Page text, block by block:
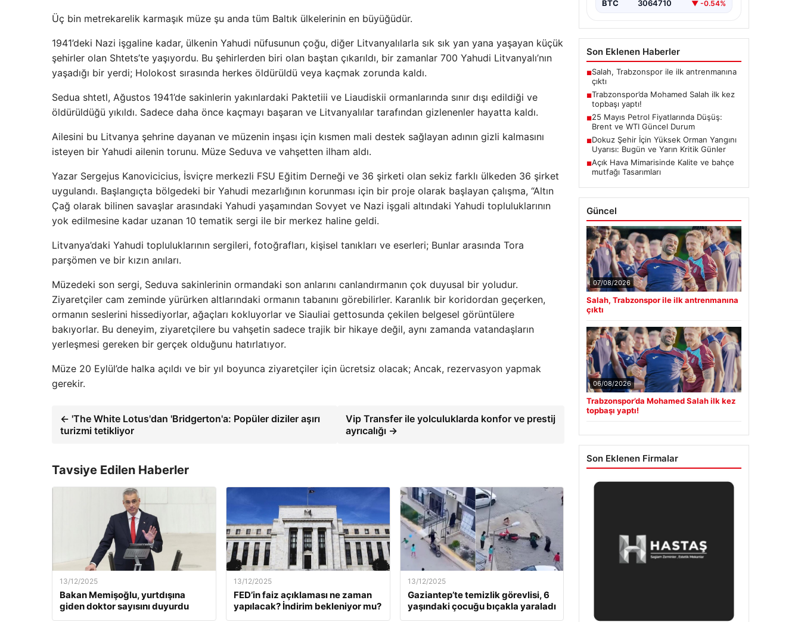
Üç bin metrekarelik karmaşık müze şu anda tüm Baltık ülkelerinin en büyüğüdür.
1941’deki Nazi işgaline kadar, ülkenin Yahudi nüfusunun çoğu, diğer Litvanyalılarla sık sık yan yana yaşayan küçük
şehirler olan Shtets’te yaşıyordu. Bu şehirlerden biri olan baştan çıkarıldı, bir zamanlar 700 Yahudi Litvanyalı’nın
yaşadığı bir yerdi; Holokost sırasında herkes öldürüldü veya kaçmak zorunda kaldı.
Sedua shtetl, Ağustos 1941’de sakinlerin yakınlardaki Paktetiii ve Liaudiskii ormanlarında sınır dışı edildiği ve
öldürüldüğü yıkıldı. Sadece daha önce kaçmayı başaran ve Litvanyalılar tarafından gizlenenler hayatta kaldı.
Ailesini bu Litvanya şehrine dayanan ve müzenin inşası için kısmen mali destek sağlayan adının gizli kalmasını
isteyen bir Yahudi ailenin torunu. Müze Seduva ve vahşetten ilham aldı.
Yazar Sergejus Kanovicicius, İsviçre merkezli FSU Eğitim Derneği ve 36 şirketi olan sekiz farklı ülkeden 36 şirket
uygulandı. Başlangıçta bölgedeki bir Yahudi mezarlığının korunması için bir proje olarak başlayan çalışma, “Altın
Çağ olarak bilinen savaşlar arasındaki Yahudi yaşamından Sovyet ve Nazi işgali altındaki Yahudi topluluklarının
yok edilmesine kadar uzanan 10 tematik sergi ile bir merkez haline geldi.
Litvanya’daki Yahudi topluluklarının sergileri, fotoğrafları, kişisel tanıkları ve eserleri; Bunlar arasında Tora
parşömen ve bir kızın anıları.
Müzedeki son sergi, Seduva sakinlerinin ormandaki son anlarını canlandırmanın çok duyusal bir yoludur.
Ziyaretçiler cam zeminde yürürken altlarındaki ormanın tabanını görebilirler. Karanlık bir koridordan geçerken,
ormanın seslerini hissediyorlar, ağaçları kokluyorlar ve Siauliai gettosunda çekilen belgesel görüntülere
bakıyorlar. Bu deneyim, ziyaretçilere bu vahşetin sadece trajik bir hikaye değil, aynı zamanda vatandaşların
yerleşmesi gereken bir gerçek olduğunu hatırlatıyor.
Müze 20 Eylül’de halka açıldı ve bir yıl boyunca ziyaretçiler için ücretsiz olacak; Ancak, rezervasyon yapmak
gerekir.
← 'The White Lotus'dan 'Bridgerton'a: Popüler diziler aşırı
turizmi tetikliyor
Vip Transfer ile yolculuklarda konfor ve prestij
ayrıcalığı →
Tavsiye Edilen Haberler
13/12/2025
Bakan Memişoğlu, yurtdışına
giden doktor sayısını duyurdu
13/12/2025
FED’in faiz açıklaması ne zaman
yapılacak? İndirim bekleniyor mu?
13/12/2025
Gaziantep’te temizlik görevlisi, 6
yaşındaki çocuğu bıçakla yaraladı
BTC 3064710 ▼ -0.54%
Son Eklenen Haberler
■Salah, Trabzonspor ile ilk antrenmanına
çıktı
■Trabzonspor’da Mohamed Salah ilk kez
topbaşı yaptı!
■25 Mayıs Petrol Fiyatlarında Düşüş:
Brent ve WTI Güncel Durum
■Dokuz Şehir İçin Yüksek Orman Yangını
Uyarısı: Bugün ve Yarın Kritik Günler
■Açık Hava Mimarisinde Kalite ve bahçe
mutfağı Tasarımları
Güncel
07/08/2026
Salah, Trabzonspor ile ilk antrenmanına
çıktı
06/08/2026
Trabzonspor’da Mohamed Salah ilk kez
topbaşı yaptı!
Son Eklenen Firmalar